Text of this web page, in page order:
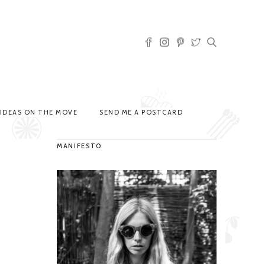
IDEAS ON THE MOVE SEND ME A POSTCARD
MANIFESTO